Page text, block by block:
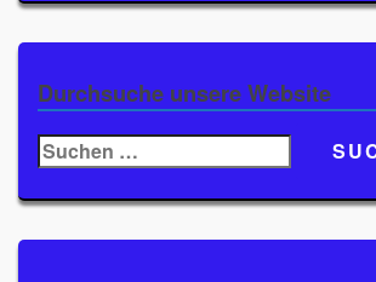
Durchsuche unsere Website
Suchen
nach: